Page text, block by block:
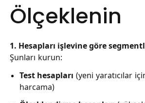
Ölçeklenin
1. Hesapları işlevine göre
Şunları kurun:
Test hesapları (yeni yaratıcılar
harcama)